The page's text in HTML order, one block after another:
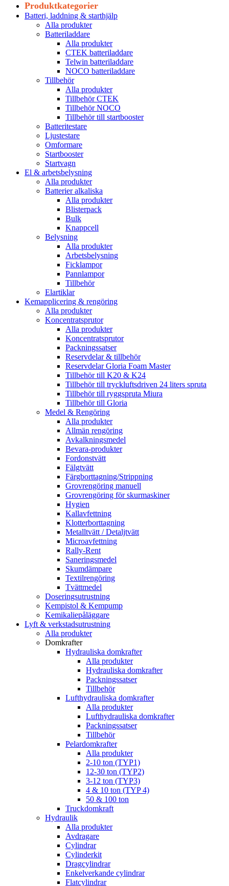
Produktkategorier
Batteri, laddning & starthjälp
Alla produkter
Batteriladdare
Alla produkter
CTEK batteriladdare
Telwin batteriladdare
NOCO batteriladdare
Tillbehör
Alla produkter
Tillbehör CTEK
Tillbehör NOCO
Tillbehör till startbooster
Batteritestare
Ljustestare
Omformare
Startbooster
Startvagn
El & arbetsbelysning
Alla produkter
Batterier alkaliska
Alla produkter
Blisterpack
Bulk
Knappcell
Belysning
Alla produkter
Arbetsbelysning
Ficklampor
Pannlampor
Tillbehör
Elartiklar
Kemapplicering & rengöring
Alla produkter
Koncentratsprutor
Alla produkter
Koncentratsprutor
Packningssatser
Reservdelar & tillbehör
Reservdelar Gloria Foam Master
Tillbehör till K20 & K24
Tillbehör till tryckluftsdriven 24 liters spruta
Tillbehör till ryggspruta Miura
Tillbehör till Gloria
Medel & Rengöring
Alla produkter
Allmän rengöring
Avkalkningsmedel
Bevara-produkter
Fordonstvätt
Fälgtvätt
Färgborttagning/Strippning
Grovrengöring manuell
Grovrengöring för skurmaskiner
Hygien
Kallavfettning
Klotterborttagning
Metalltvätt / Detaljtvätt
Microavfettning
Rally-Rent
Saneringsmedel
Skumdämpare
Textilrengöring
Tvättmedel
Doseringsutrustning
Kempistol & Kempump
Kemikaliepåläggare
Lyft & verkstadsutrustning
Alla produkter
Domkrafter
Hydrauliska domkrafter
Alla produkter
Hydrauliska domkrafter
Packningssatser
Tillbehör
Lufthydrauliska domkrafter
Alla produkter
Lufthydrauliska domkrafter
Packningssatser
Tillbehör
Pelardomkrafter
Alla produkter
2-10 ton (TYP1)
12-30 ton (TYP2)
3-12 ton (TYP3)
4 & 10 ton (TYP 4)
50 & 100 ton
Truckdomkraft
Hydraulik
Alla produkter
Avdragare
Cylindrar
Cylinderkit
Dragcylindrar
Enkelverkande cylindrar
Flatcylindrar